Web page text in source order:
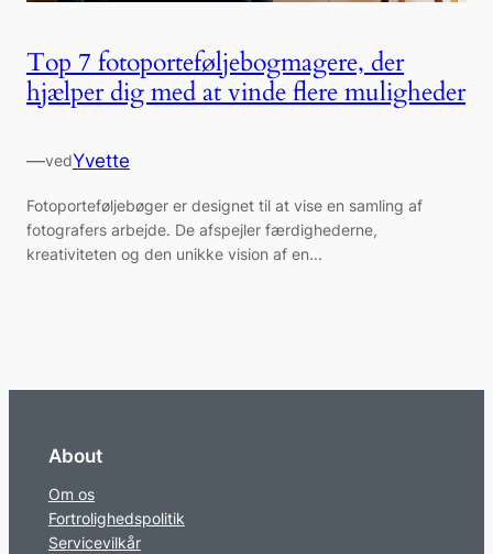
Top 7 fotoporteføljebogmagere, der
hjælper dig med at vinde flere muligheder
—vedYvette
Fotoporteføljebøger er designet til at vise en samling af
fotografers arbejde. De afspejler færdighederne,
kreativiteten og den unikke vision af en...
About
Om os
Fortrolighedspolitik
Servicevilkår